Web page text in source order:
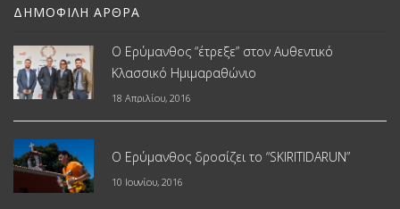
ΔΗΜΟΦΙΛΉ ΆΡΘΡΑ
Ο Ερύμανθος “έτρεξε” στον Αυθεντικό
Κλασσικό Ημιμαραθώνιο
18 Απριλίου, 2016
Ο Ερύμανθος δροσίζει το “SKIRITIDARUN”
10 Ιουνίου, 2016